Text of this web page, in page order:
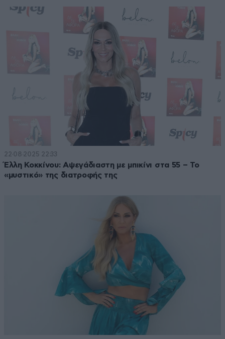
22·08·2025 22:33
Έλλη Κοκκίνου: Αψεγάδιαστη με μπικίνι στα 55 – Το
«μυστικό» της διατροφής της